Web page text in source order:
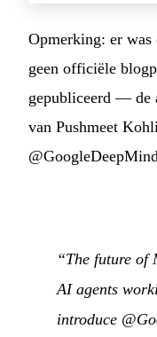
Opmerking: er was
geen officiële
gepubliceerd — de
van Pushmeet
“The future of
AI agents
introduce